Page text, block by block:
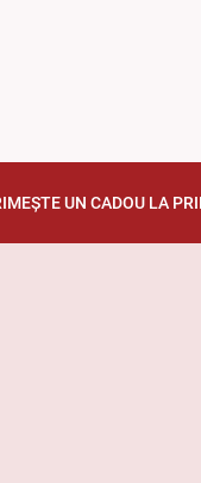
UN CADOU LA